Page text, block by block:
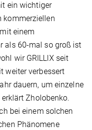
ein wichtiger
kommerziellen
einem
als 60-mal so groß ist
wir GRILLIX seit
weiter verbessert
dauern, um einzelne
erklärt Zholobenko.
bei einem solchen
Phänomene